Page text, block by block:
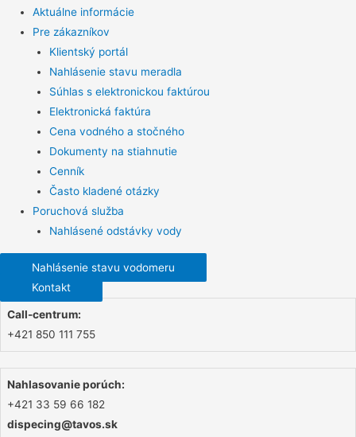
Aktuálne informácie
Pre zákazníkov
Klientský portál
Nahlásenie stavu meradla
Súhlas s elektronickou faktúrou
Elektronická faktúra
Cena vodného a stočného
Dokumenty na stiahnutie
Cenník
Často kladené otázky
Poruchová služba
Nahlásené odstávky vody
Nahlásenie stavu vodomeru
Kontakt
Call-centrum:
+421 850 111 755
Nahlasovanie porúch:
+421 33 59 66 182
dispecing@tavos.sk